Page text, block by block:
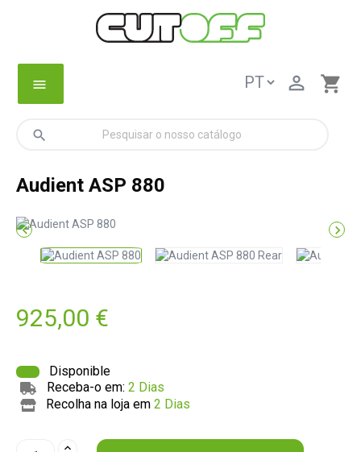
menu shopping_cart

search
Audient ASP 880
 
925,00 €
Disponible
Receba-o em:2 Dias
Recolha na loja em2 Dias